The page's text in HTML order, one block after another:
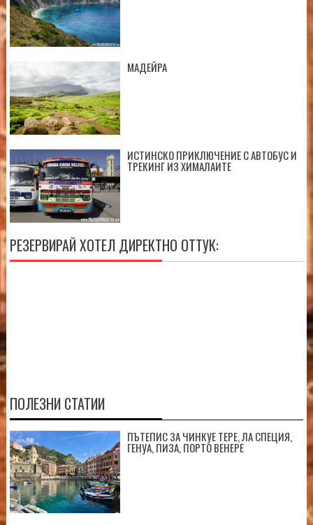
МАДЕЙРА
ИСТИНСКО ПРИКЛЮЧЕНИЕ С АВТОБУС И
ТРЕКИНГ ИЗ ХИМАЛАИТЕ
РЕЗЕРВИРАЙ ХОТЕЛ ДИРЕКТНО ОТТУК:
ПОЛЕЗНИ СТАТИИ
ПЪТЕПИС ЗА ЧИНКУЕ ТЕРЕ, ЛА СПЕЦИЯ,
ГЕНУА, ПИЗА, ПОРТО ВЕНЕРЕ